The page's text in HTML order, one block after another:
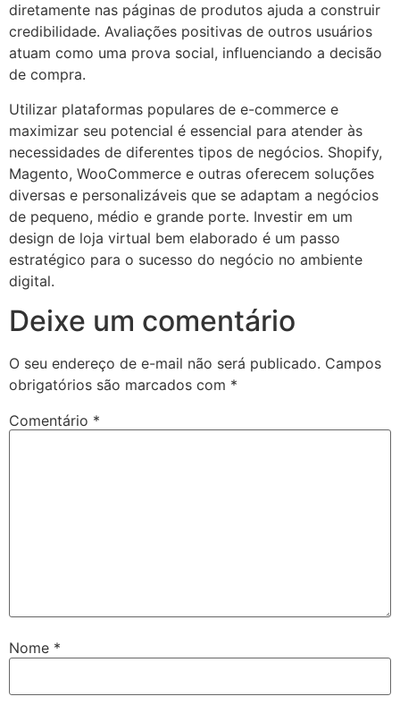
diretamente nas páginas de produtos ajuda a construir
credibilidade. Avaliações positivas de outros usuários
atuam como uma prova social, influenciando a decisão
de compra.
Utilizar plataformas populares de e-commerce e
maximizar seu potencial é essencial para atender às
necessidades de diferentes tipos de negócios. Shopify,
Magento, WooCommerce e outras oferecem soluções
diversas e personalizáveis que se adaptam a negócios
de pequeno, médio e grande porte. Investir em um
design de loja virtual bem elaborado é um passo
estratégico para o sucesso do negócio no ambiente
digital.
Deixe um comentário
O seu endereço de e-mail não será publicado. Campos
obrigatórios são marcados com *
Comentário *
Nome *